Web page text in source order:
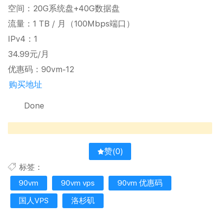
空间：20G系统盘+40G数据盘
流量：1 TB / 月（100Mbps端口）
IPv4：1
34.99元/月
优惠码：90vm-12
购买地址
Done
赞(0)
标签：
90vm
90vm vps
90vm 优惠码
国人VPS
洛杉矶